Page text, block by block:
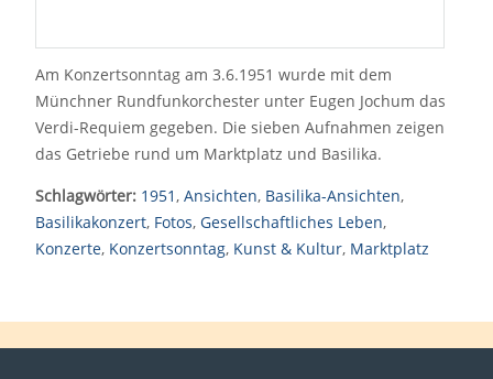
Am Konzertsonntag am 3.6.1951 wurde mit dem
Münchner Rundfunkorchester unter Eugen Jochum das
Verdi-Requiem gegeben. Die sieben Aufnahmen zeigen
das Getriebe rund um Marktplatz und Basilika.
Schlagwörter: 1951, Ansichten, Basilika-Ansichten,
Basilikakonzert, Fotos, Gesellschaftliches Leben,
Konzerte, Konzertsonntag, Kunst & Kultur, Marktplatz